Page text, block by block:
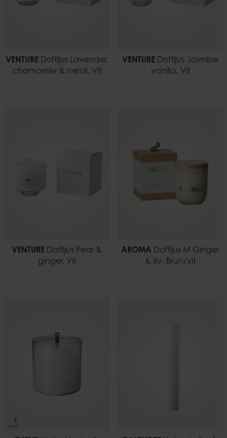
VENTURE Doftljus Lavender,
chamomile & neroli, Vit
VENTURE Doftljus Jasmine
vanilla, Vit
VENTURE Doftljus Pear &
ginger, Vit
AROMA Doftljus M Ginger
& lily, Brun/vit